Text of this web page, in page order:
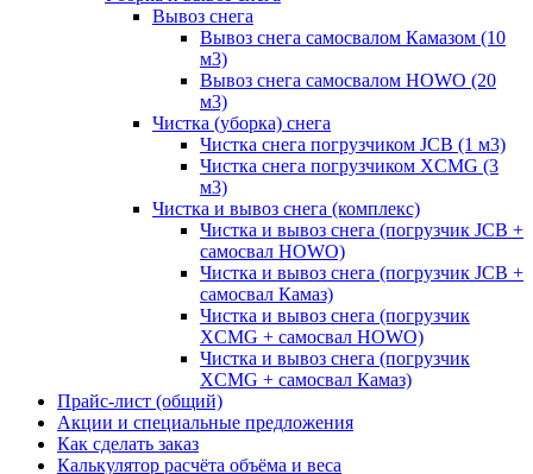
Вывоз снега
Вывоз снега самосвалом Камазом (10
м3)
Вывоз снега самосвалом HOWO (20
м3)
Чистка (уборка) снега
Чистка снега погрузчиком JCB (1 м3)
Чистка снега погрузчиком XCMG (3
м3)
Чистка и вывоз снега (комплекс)
Чистка и вывоз снега (погрузчик JCB +
самосвал HOWO)
Чистка и вывоз снега (погрузчик JCB +
самосвал Камаз)
Чистка и вывоз снега (погрузчик
XCMG + самосвал HOWO)
Чистка и вывоз снега (погрузчик
XCMG + самосвал Камаз)
Прайс-лист (общий)
Акции и специальные предложения
Как сделать заказ
Калькулятор расчёта объёма и веса